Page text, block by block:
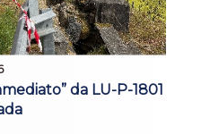
da LU-P-1801